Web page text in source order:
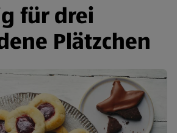
für drei
Plätzchen